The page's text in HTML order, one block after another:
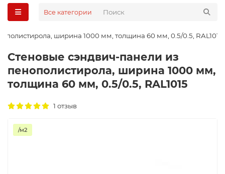
Все категории
ширина 1000 мм, толщина 60 мм, 0.5/0.5, RAL1015
Стеновые сэндвич-панели из
пенополистирола, ширина 1000 мм,
толщина 60 мм, 0.5/0.5, RAL1015
1 отзыв
/м2